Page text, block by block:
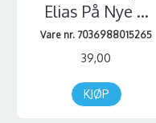
Elias På Nye ...
Vare nr. 7036988015265
39,00
KJØP